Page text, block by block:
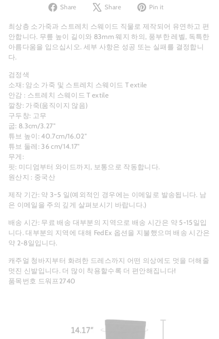
Share
Share
Facebook
Share
Tweet
X
Pin it
Pinterest
최상층 소가죽과 스트레치 스웨이드 직물로 제작되어 유연하고 편
안합니다. 무릎 높이 길이와 83mm 웨지 하의, 풍부한 레벨, 독특한
아름다움을 입으십시오. 세부 사항은 성공 또는 실패를 결정합니
다.
검정색
소재: 암소 가죽 및 스트레치 스웨이드 Textile
안감 : 스트레치 스웨이드 T extile
깔창: 가죽(움직이지 않음)
구두창: 고무
굽: 8.3cm/3.27"
튜브 높이: 40.7cm/16.02"
튜브 둘레: 36 cm/14.17"
무게:
핏: 미디엄부터 와이드까지, 보통으로 작동합니다.
원산지 : 중국산
제작 기간: 약 3~5 일(예외적인 경우에는 이메일로 발송됩니다. 남
은 이메일을 주의 깊게 살펴보시기 바랍니다.)
배송 시간: 무료 배송 대부분의 지역으로 배송 시간은 약 5-15일입
니다. 대부분의 지역에 대해 FedEx 옵션을 지불했으며 배송 시간은
약 2-8일입니다.
캐주얼 청바지부터 화려한 드레스까지 어떤 의상에도 멋을 더해줄
멋진 신발입니다. 더 많이 착용할수록 더 편안해집니다!
품목번호 드워프2740